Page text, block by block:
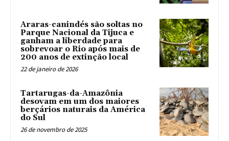
Araras-canindés são soltas no
Parque Nacional da Tijuca e
ganham a liberdade para
sobrevoar o Rio após mais de
200 anos de extinção local
22 de janeiro de 2026
Tartarugas-da-Amazônia
desovam em um dos maiores
berçários naturais da América
do Sul
26 de novembro de 2025